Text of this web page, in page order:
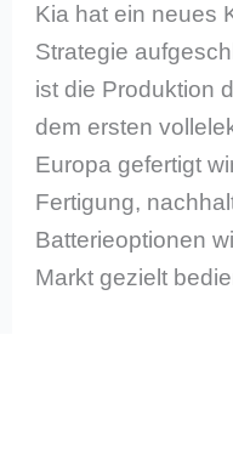
Kia hat ein neues
Strategie
ist die Produktion
dem ersten
Europa gefertigt
Fertigung,
Batterieoptionen
Markt gezielt